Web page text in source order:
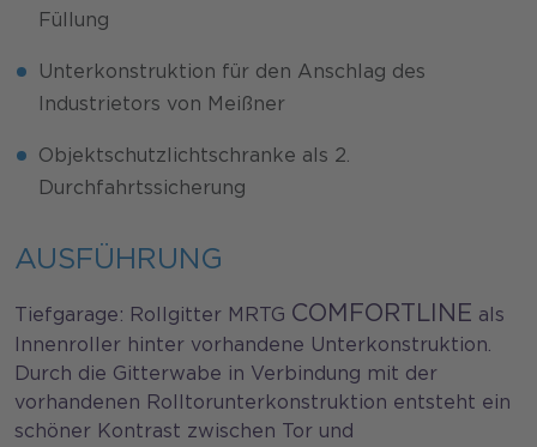
Füllung
Unterkonstruktion für den Anschlag des
Industrietors von Meißner
Objektschutzlichtschranke als 2.
Durchfahrtssicherung
AUSFÜHRUNG
Tiefgarage: Rollgitter MRTG COMFORTLINE als
Innenroller hinter vorhandene Unterkonstruktion.
Durch die Gitterwabe in Verbindung mit der
vorhandenen Rolltorunterkonstruktion entsteht ein
schöner Kontrast zwischen Tor und